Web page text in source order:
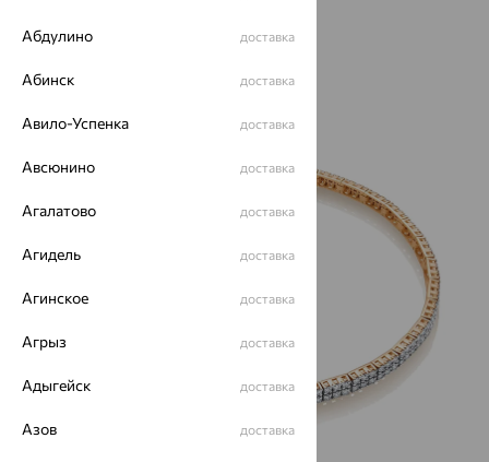
Абдулино доставка
Абинск доставка
Авило-Успенка доставка
Авсюнино доставка
Агалатово доставка
Агидель доставка
Агинское доставка
Агрыз доставка
Адыгейск доставка
Азов доставка